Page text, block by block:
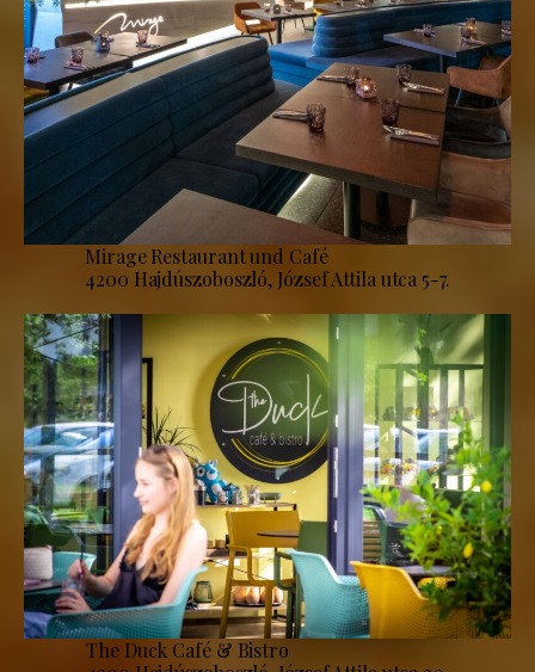
Mirage Restaurant und Café
4200 Hajdúszoboszló, József Attila utca 5-7.
The Duck Café & Bistro